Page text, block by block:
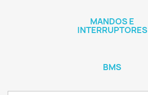
MANDOS E
INTERRUPTORES
BMS